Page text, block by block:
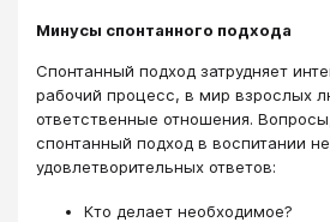
Минусы спонтанного подхода
Спонтанный подход затрудняет
рабочий процесс, в мир взрослых
ответственные отношения.
спонтанный подход в воспитании
удовлетворительных ответов:
Кто делает необходимое?